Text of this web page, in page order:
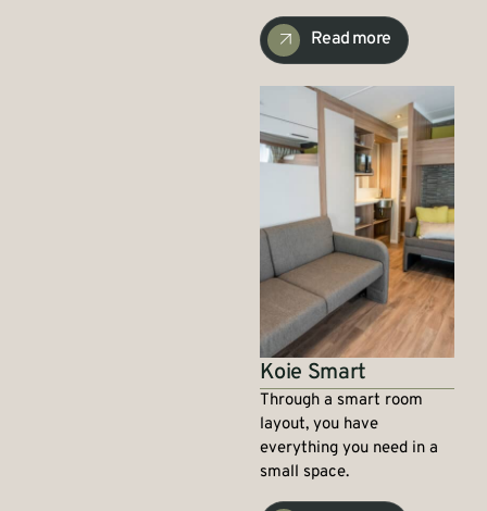
Read more
Koie Smart
Through a smart room
layout, you have
everything you need in a
small space.